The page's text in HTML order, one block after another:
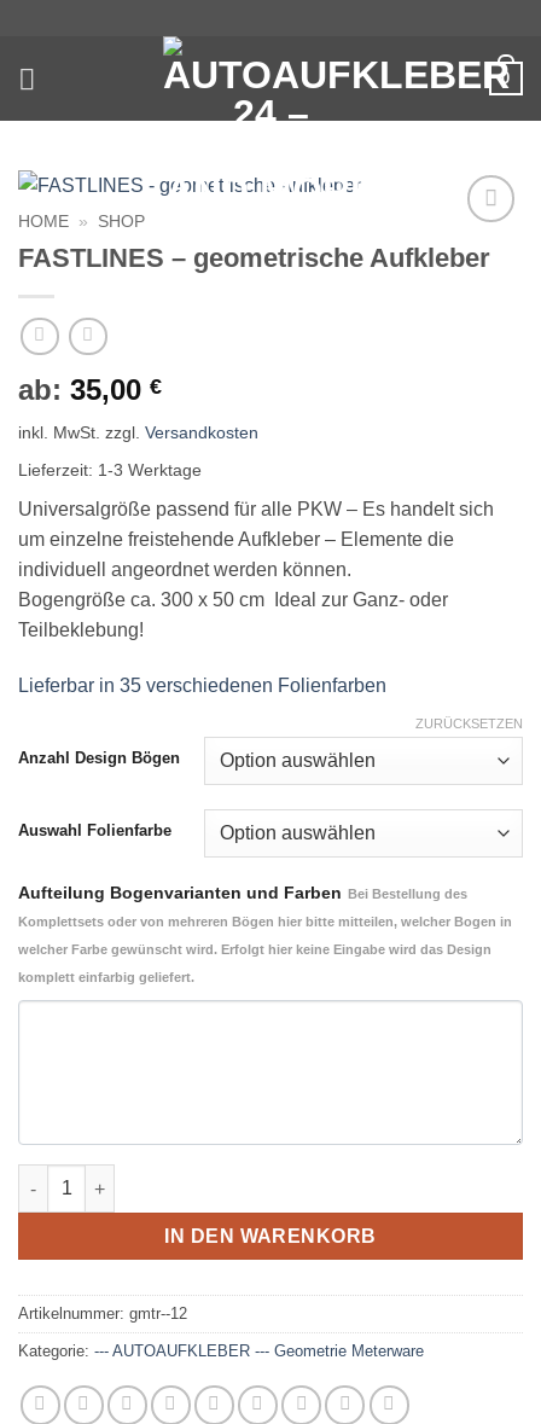
springen
0
Auf die
Wunschliste
HOME » SHOP
FASTLINES – geometrische Aufkleber
ab: 35,00 €
inkl. MwSt. zzgl. Versandkosten
Lieferzeit: 1-3 Werktage
Universalgröße passend für alle PKW – Es handelt sich
um einzelne freistehende Aufkleber – Elemente die
individuell angeordnet werden können.
Bogengröße ca. 300 x 50 cm Ideal zur Ganz- oder
Teilbeklebung!
Lieferbar in 35 verschiedenen Folienfarben
Anzahl Design Bögen
Auswahl Folienfarbe
ZURÜCKSETZEN
Aufteilung Bogenvarianten und Farben
Bei Bestellung des
Komplettsets oder von mehreren Bögen hier bitte mitteilen, welcher Bogen in
welcher Farbe gewünscht wird. Erfolgt hier keine Eingabe wird das Design
komplett einfarbig geliefert.
FASTLINES - geometrische Aufkleber Menge
IN DEN WARENKORB
Artikelnummer: gmtr--12
Kategorie: --- AUTOAUFKLEBER --- Geometrie Meterware